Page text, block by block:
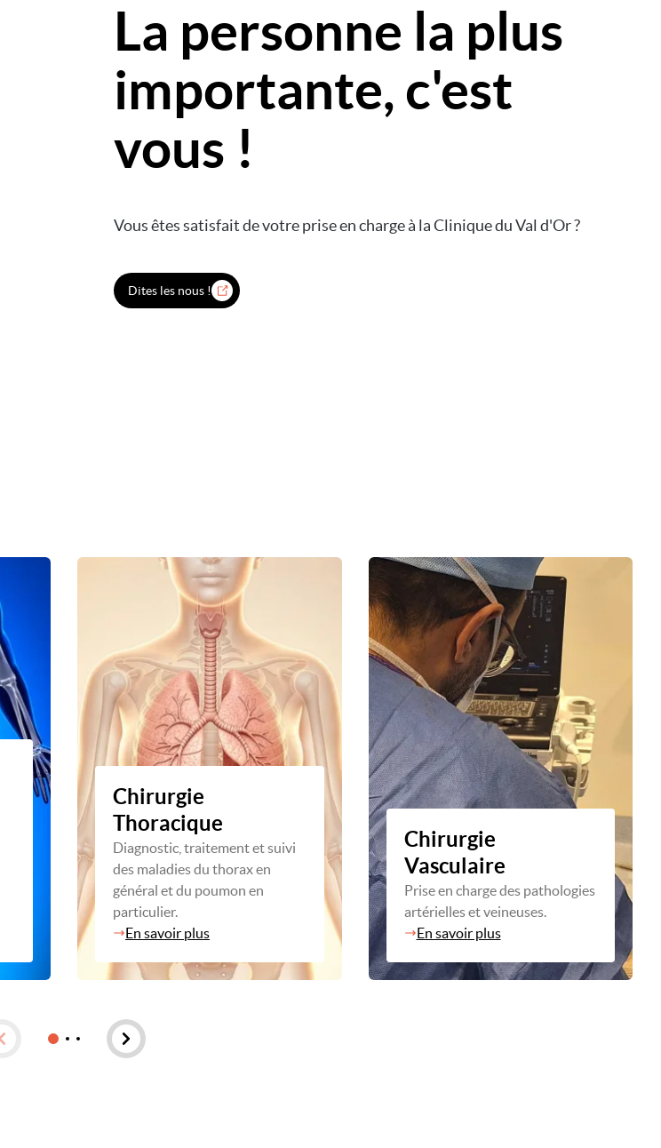
La personne la plus
importante, c'est
vous !
Vous êtes satisfait de votre prise en charge à la Clinique du Val d'Or ?
Dites les nous !
Chirurgie
Thoracique
Diagnostic, traitement et suivi
des maladies du thorax en
général et du poumon en
particulier.
En savoir plus
Chirurgie
Vasculaire
Prise en charge des pathologies
artérielles et veineuses.
En savoir plus